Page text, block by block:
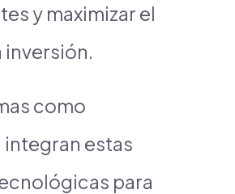
y maximizar el
inversión.
como
integran estas
para